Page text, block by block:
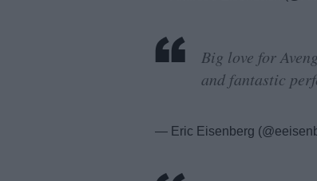
Big love for
and fantastic
— Eric Eisenberg